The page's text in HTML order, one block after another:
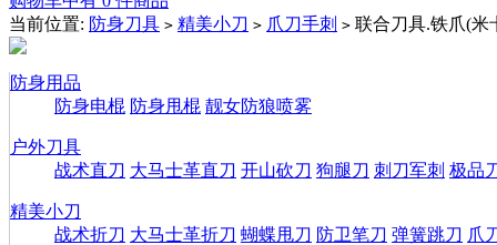
当前位置: 防身刀具 > 精美小刀 > 爪刀手刺 > 联合刀具.铁爪(米
防身用品
防身电棍 防身甩棍 靓女防狼喷雾
户外刀具
战术直刀 大马士革直刀 开山砍刀 狗腿刀 刺刀军刺 极品
精美小刀
战术折刀 大马士革折刀 蝴蝶甩刀 防卫笔刀 弹簧跳刀 爪